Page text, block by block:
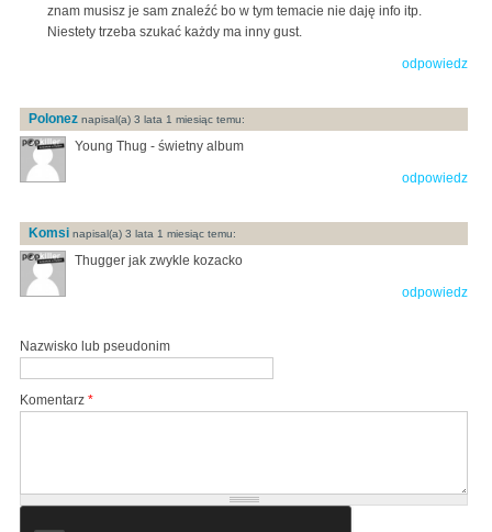
znam musisz je sam znaleźć bo w tym temacie nie daję info itp.
Niestety trzeba szukać każdy ma inny gust.
odpowiedz
Polonez napisal(a) 3 lata 1 miesiąc temu:
Young Thug - świetny album
odpowiedz
Komsi napisal(a) 3 lata 1 miesiąc temu:
Thugger jak zwykle kozacko
odpowiedz
Nazwisko lub pseudonim
Komentarz *